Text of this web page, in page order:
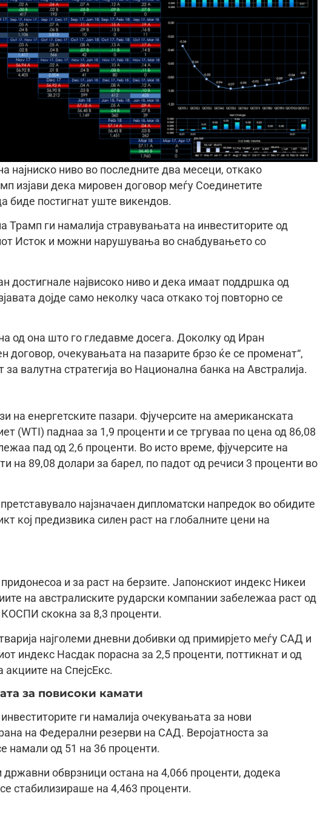
најниско ниво во последните два месеци, откако
изјави дека мировен договор меѓу Соединетите
постигнат уште викендов.
Трамп ги намалија стравувањата на инвеститорите од
Исток и можни нарушувања во снабдувањето со
достигнале највисоко ниво и дека имаат поддршка од
дојде само неколку часа откако тој повторно се
од она што го гледавме досега. Доколку од Иран
договор, очекувањата на пазарите брзо ќе се променат“,
за валутна стратегија во Национална банка на Австралија.
на енергетските пазари. Фјучерсите на американската
(WTI) паднаа за 1,9 проценти и се тргуваа по цена од 86,08
пад од 2,6 проценти. Во исто време, фјучерсите на
на 89,08 долари за барел, по падот од речиси 3 проценти во
најзначаен дипломатски напредок во обидите
кој предизвика силен раст на глобалните цени на
и за раст на берзите. Јапонскиот индекс Никеи
на австралиските рударски компании забележаа раст од
скокна за 8,3 проценти.
најголеми дневни добивки од примирјето меѓу САД и
индекс Насдак порасна за 2,5 проценти, поттикнат и од
на СпејсЕкс.
за повисоки камати
ги намалија очекувањата за нови
на Федерални резерви на САД. Веројатноста за
намали од 51 на 36 проценти.
обврзници остана на 4,066 проценти, додека
стабилизираше на 4,463 проценти.